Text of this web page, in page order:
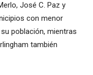
José C. Paz y
con menor
población, mientras
también